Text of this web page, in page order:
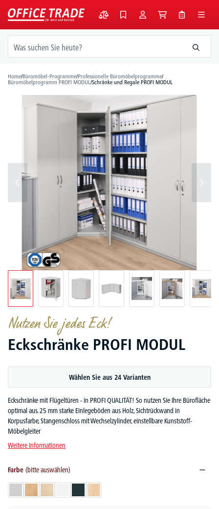
springen
Home/Büromöbel-Programme/Professionelle Büromöbelprogramme/
Büromöbelprogramm PROFI MODUL/Schränke und Regale PROFI MODUL
Nutzen Sie jedes Eck!
Eckschränke PROFI MODUL
Wählen Sie aus 24 Varianten
Eckschränke mit Flügeltüren - in PROFI QUALITÄT! So nutzen Sie Ihre Bürofläche
optimal aus. 25 mm starke Einlegeböden aus Holz, Sichtrückwand in
Korpusfarbe, Stangenschloss mit Wechselzylinder, einstellbare Kunststoff-
Möbelgleiter
Weitere Informationen
Farbe (bitte auswählen)